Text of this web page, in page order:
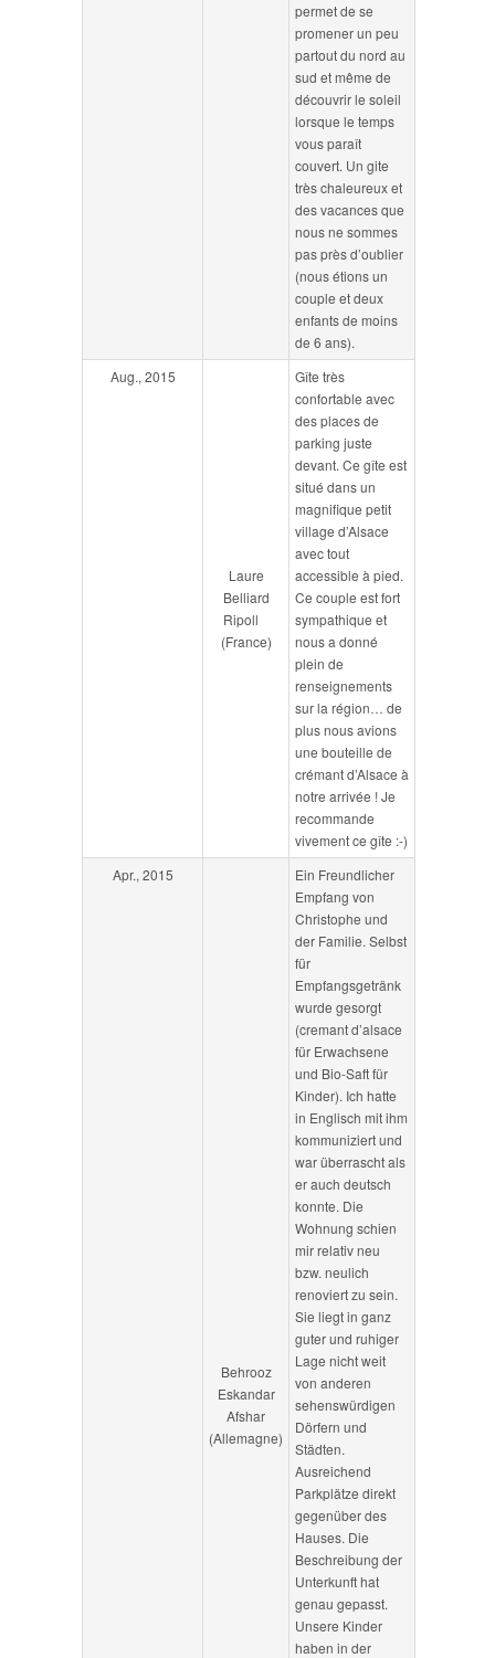
permet de se
promener un peu
partout du nord au
sud et même de
découvrir le soleil
lorsque le temps
vous paraît
couvert. Un gite
très chaleureux et
des vacances que
nous ne sommes
pas près d’oublier
(nous étions un
couple et deux
enfants de moins
de 6 ans).
Aug., 2015
Laure
Belliard
Ripoll
(France)
Gîte très
confortable avec
des places de
parking juste
devant. Ce gîte est
situé dans un
magnifique petit
village d’Alsace
avec tout
accessible à pied.
Ce couple est fort
sympathique et
nous a donné
plein de
renseignements
sur la région… de
plus nous avions
une bouteille de
crémant d’Alsace à
notre arrivée ! Je
recommande
vivement ce gîte :-)
Apr., 2015
Behrooz
Eskandar
Afshar
(Allemagne)
Ein Freundlicher
Empfang von
Christophe und
der Familie. Selbst
für
Empfangsgetränk
wurde gesorgt
(cremant d’alsace
für Erwachsene
und Bio-Saft für
Kinder). Ich hatte
in Englisch mit ihm
kommuniziert und
war überrascht als
er auch deutsch
konnte. Die
Wohnung schien
mir relativ neu
bzw. neulich
renoviert zu sein.
Sie liegt in ganz
guter und ruhiger
Lage nicht weit
von anderen
sehenswürdigen
Dörfern und
Städten.
Ausreichend
Parkplätze direkt
gegenüber des
Hauses. Die
Beschreibung der
Unterkunft hat
genau gepasst.
Unsere Kinder
haben in der